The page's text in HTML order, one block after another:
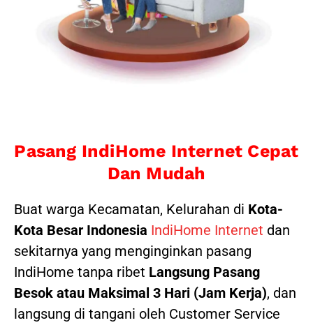
Pasang IndiHome Internet Cepat
Dan Mudah
Buat warga Kecamatan, Kelurahan di Kota-
Kota Besar Indonesia IndiHome Internet dan
sekitarnya yang menginginkan pasang
IndiHome tanpa ribet Langsung Pasang
Besok atau Maksimal 3 Hari (Jam Kerja), dan
langsung di tangani oleh Customer Service